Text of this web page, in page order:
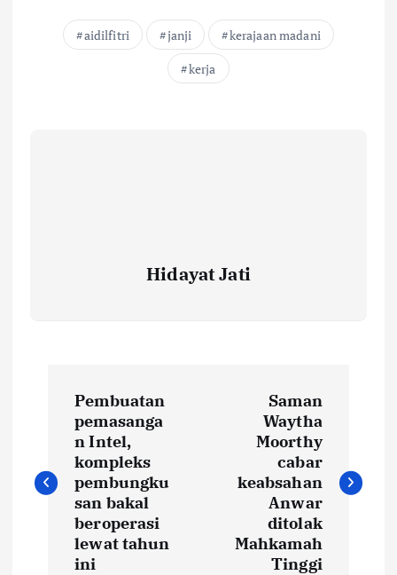
aidilfitri janji
kerajaan madani
kerja
Hidayat Jati
s
Pembuatan
pemasanga
n Intel,
kompleks
pembungku
san bakal
beroperasi
lewat tahun
ini
Saman
Waytha
Moorthy
cabar
keabsahan
Anwar
ditolak
Mahkamah
Tinggi